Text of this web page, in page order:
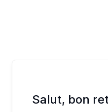
Salut, bon